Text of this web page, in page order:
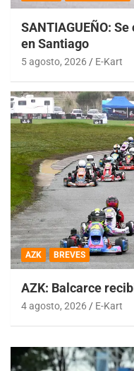
SANTIAGUEÑO:
en Santiago
5 agosto, 2026 E-Kart
AZK BREVES
AZK: Balcarce
4 agosto, 2026 E-Kart